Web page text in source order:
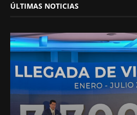
ÚLTIMAS NOTICIAS